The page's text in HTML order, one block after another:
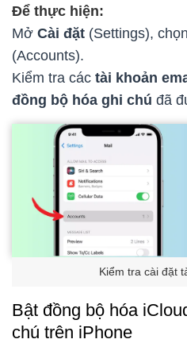
Để thực hiện:
Mở Cài đặt (Settings), chọn
(Accounts).
Kiểm tra các tài khoản
đồng bộ hóa ghi chú đã
Kiểm tra cài đặt
Bật đồng bộ hóa
chú trên iPhone